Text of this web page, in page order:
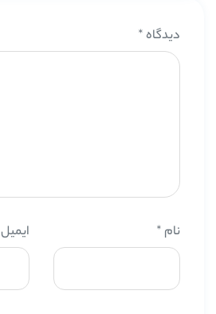
دیدگاه *
نام * ایمیل